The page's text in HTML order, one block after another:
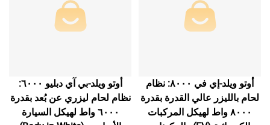
أوتو ويلد-إي في ٨٠٠٠: نظام
لحام بالليزر عالي القدرة بقدرة
٨٠٠٠ واط لهيكل المركبات
أوتو ويلد-بي آي دبليو ٦٠٠٠:
نظام لحام ليزري عن بُعد بقدرة
٦٠٠٠ واط لهيكل السيارة